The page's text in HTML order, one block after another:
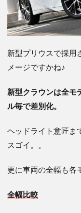
新型プリウスで採用
メージですかね♪
新型クラウンは全モ
ル毎で差別化。
ヘッドライト意匠ま
スゴイ。。
更に車両の全幅も各
全幅比較